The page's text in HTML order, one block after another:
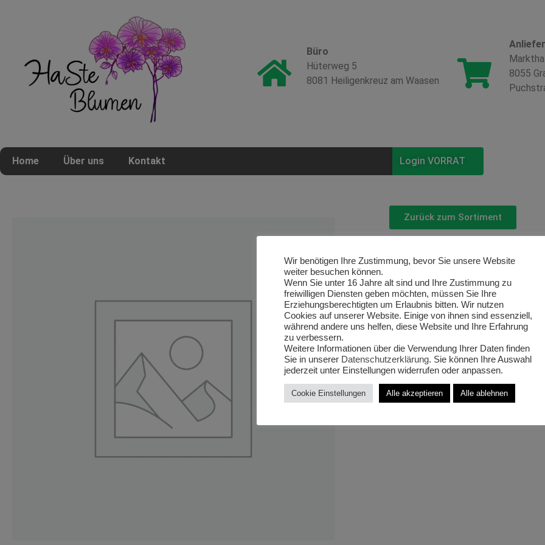
Büro
Hüterweg 5
8081 Heiligenkreuz am Waasen
8055
Home Über uns Kontakt Login VORRAT
Zurück zum Sortiment
Azalea
T13/45cm
€10,00
Wir benötigen Ihre Zustimmung, bevor Sie unsere Website
weiter besuchen können.
Wenn Sie unter 16 Jahre alt sind und Ihre Zustimmung zu
freiwilligen Diensten geben möchten, müssen Sie Ihre
Erziehungsberechtigten um Erlaubnis bitten. Wir nutzen
Cookies auf unserer Website. Einige von ihnen sind essenziell,
während andere uns helfen, diese Website und Ihre Erfahrung
zu verbessern.
Weitere Informationen über die Verwendung Ihrer Daten finden
Sie in unserer Datenschutzerklärung. Sie können Ihre Auswahl
jederzeit unter Einstellungen widerrufen oder anpassen.
Cookie Einstellungen Alle akzeptieren Alle ablehnen